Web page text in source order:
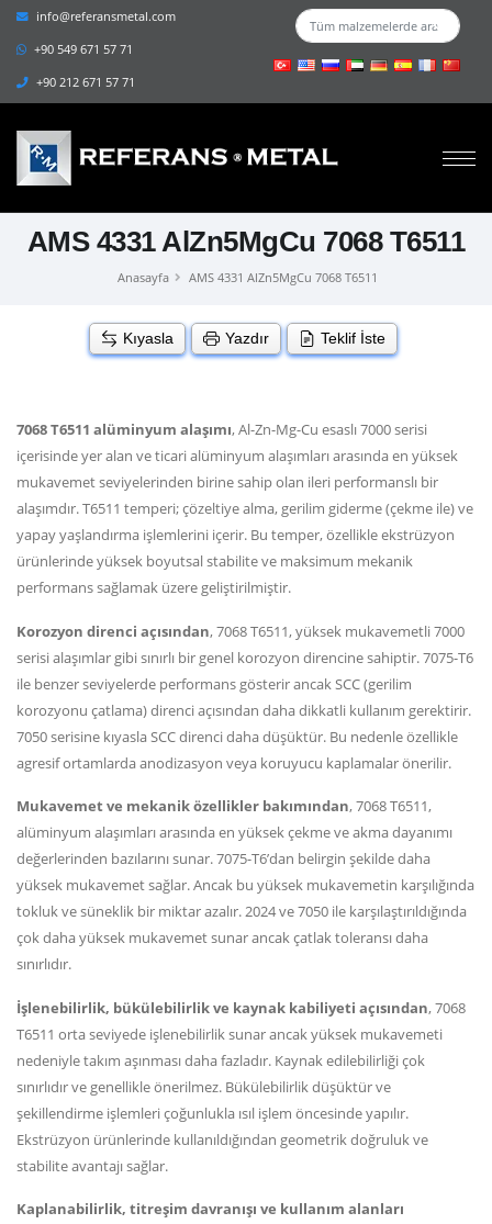
info@referansmetal.com
+90 549 671 57 71
+90 212 671 57 71
AMS 4331 AlZn5MgCu 7068 T6511
Anasayfa AMS 4331 AlZn5MgCu 7068 T6511
Kıyasla Yazdır Teklif İste
7068 T6511 alüminyum alaşımı, Al-Zn-Mg-Cu esaslı 7000 serisi
içerisinde yer alan ve ticari alüminyum alaşımları arasında en yüksek
mukavemet seviyelerinden birine sahip olan ileri performanslı bir
alaşımdır. T6511 temperi; çözeltiye alma, gerilim giderme (çekme ile) ve
yapay yaşlandırma işlemlerini içerir. Bu temper, özellikle ekstrüzyon
ürünlerinde yüksek boyutsal stabilite ve maksimum mekanik
performans sağlamak üzere geliştirilmiştir.
Korozyon direnci açısından, 7068 T6511, yüksek mukavemetli 7000
serisi alaşımlar gibi sınırlı bir genel korozyon direncine sahiptir. 7075-T6
ile benzer seviyelerde performans gösterir ancak SCC (gerilim
korozyonu çatlama) direnci açısından daha dikkatli kullanım gerektirir.
7050 serisine kıyasla SCC direnci daha düşüktür. Bu nedenle özellikle
agresif ortamlarda anodizasyon veya koruyucu kaplamalar önerilir.
Mukavemet ve mekanik özellikler bakımından, 7068 T6511,
alüminyum alaşımları arasında en yüksek çekme ve akma dayanımı
değerlerinden bazılarını sunar. 7075-T6’dan belirgin şekilde daha
yüksek mukavemet sağlar. Ancak bu yüksek mukavemetin karşılığında
tokluk ve süneklik bir miktar azalır. 2024 ve 7050 ile karşılaştırıldığında
çok daha yüksek mukavemet sunar ancak çatlak toleransı daha
sınırlıdır.
İşlenebilirlik, bükülebilirlik ve kaynak kabiliyeti açısından, 7068
T6511 orta seviyede işlenebilirlik sunar ancak yüksek mukavemeti
nedeniyle takım aşınması daha fazladır. Kaynak edilebilirliği çok
sınırlıdır ve genellikle önerilmez. Bükülebilirlik düşüktür ve
şekillendirme işlemleri çoğunlukla ısıl işlem öncesinde yapılır.
Ekstrüzyon ürünlerinde kullanıldığından geometrik doğruluk ve
stabilite avantajı sağlar.
Kaplanabilirlik, titreşim davranışı ve kullanım alanları